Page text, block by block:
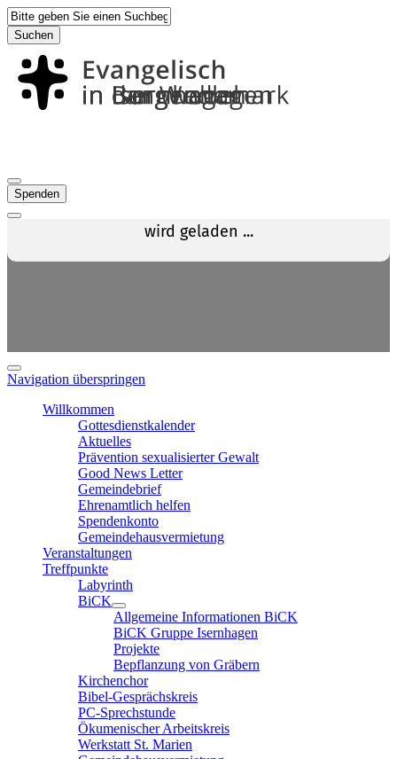
Suchen
Spenden
Navigation überspringen
Willkommen
Gottesdienstkalender
Aktuelles
Prävention sexualisierter Gewalt
Good News Letter
Gemeindebrief
Ehrenamtlich helfen
Spendenkonto
Gemeindehausvermietung
Veranstaltungen
Treffpunkte
Labyrinth
BiCK
Allgemeine Informationen BiCK
BiCK Gruppe Isernhagen
Projekte
Bepflanzung von Gräbern
Kirchenchor
Bibel-Gesprächskreis
PC-Sprechstunde
Ökumenischer Arbeitskreis
Werkstatt St. Marien